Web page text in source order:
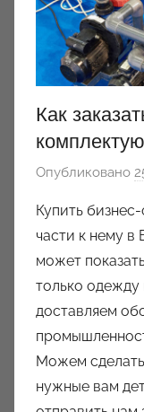
Как
Опубликовано
Купить
части к нему в
может
только
доставляем
Можем
нужные вам